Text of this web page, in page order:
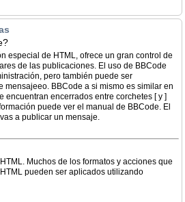
especial de HTML, ofrece un gran control de
de las publicaciones. El uso de BBCode
pero también puede ser
mensajeeo. BBCode a si mismo es similar en
encuentran encerrados entre corchetes [ y ]
puede ver el manual de BBCode. El
a publicar un mensaje.
Muchos de los formatos y acciones que
pueden ser aplicados utilizando